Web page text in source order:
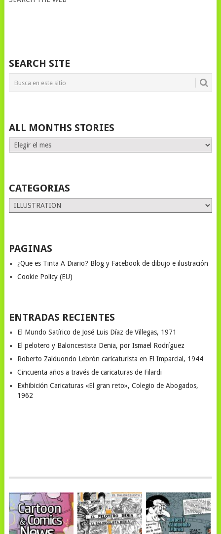
SEARCH SITE
ALL MONTHS STORIES
ALL
MONTHS
CATEGORIAS
Categorias
PAGINAS
¿Que es Tinta A Diario? Blog y Facebook de dibujo e ilustración
Cookie Policy (EU)
ENTRADAS RECIENTES
El Mundo Satírico de José Luis Díaz de Villegas, 1971
El pelotero y Baloncestista Denia, por Ismael Rodríguez
Roberto Zalduondo Lebrón caricaturista en El Imparcial, 1944
Cincuenta años a través de caricaturas de Filardi
Exhibición Caricaturas «El gran reto», Colegio de Abogados,
1962